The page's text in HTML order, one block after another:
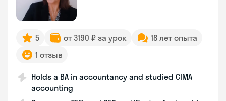
5 от 3190 ₽ за урок
18 лет опыта
1 отзыв
Holds a BA in accountancy and studied CIMA
accounting